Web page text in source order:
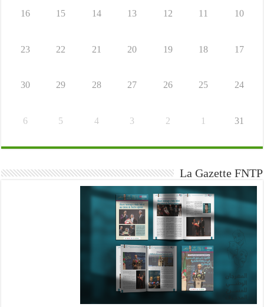
10
11
12
13
14
15
16
17
18
19
20
21
22
23
24
25
26
27
28
29
30
31
1
2
3
4
5
6
La Gazette FNTP